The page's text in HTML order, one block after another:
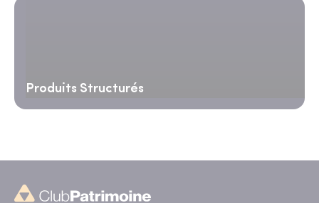
Produits Structurés